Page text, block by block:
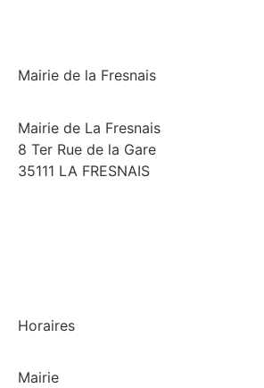
Mairie de la Fresnais
Mairie de La Fresnais
8 Ter Rue de la Gare
35111 LA FRESNAIS
Horaires
Mairie